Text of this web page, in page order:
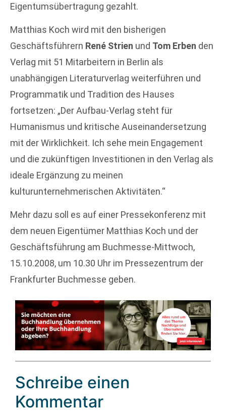
Eigentumsübertragung gezahlt.
Matthias Koch wird mit den bisherigen
Geschäftsführern René Strien und Tom Erben den
Verlag mit 51 Mitarbeitern in Berlin als
unabhängigen Literaturverlag weiterführen und
Programmatik und Tradition des Hauses
fortsetzen: „Der Aufbau-Verlag steht für
Humanismus und kritische Auseinandersetzung
mit der Wirklichkeit. Ich sehe mein Engagement
und die zukünftigen Investitionen in den Verlag als
ideale Ergänzung zu meinen
kulturunternehmerischen Aktivitäten.“
Mehr dazu soll es auf einer Pressekonferenz mit
dem neuen Eigentümer Matthias Koch und der
Geschäftsführung am Buchmesse-Mittwoch,
15.10.2008, um 10.30 Uhr im Pressezentrum der
Frankfurter Buchmesse geben.
Schreibe einen
Kommentar